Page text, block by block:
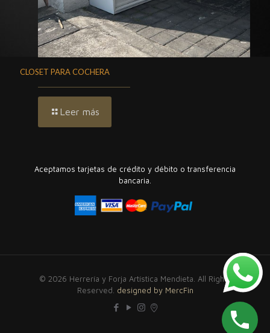
CLOSET PARA COCHERA
Leer más
Aceptamos tarjetas de crédito y débito o transferencia
bancaria.
© 2026 Herrería y Forja Artística Mendieta. All Rights
Reserved. designed by MercFin